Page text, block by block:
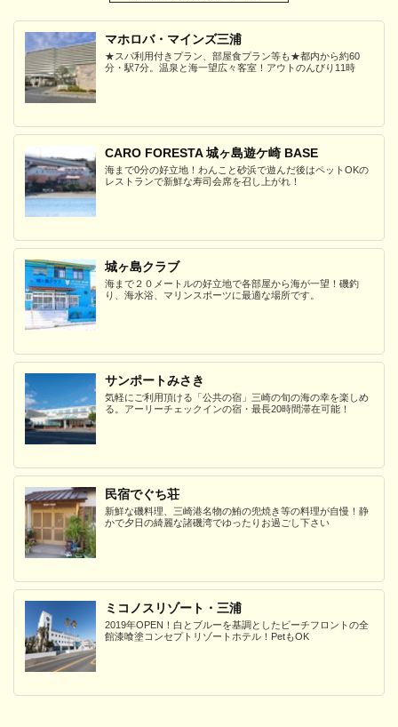
マホロバ・マインズ三浦
★スパ利用付きプラン、部屋食プラン等も★都内から約60
分・駅7分。温泉と海一望広々客室！アウトのんびり11時
CARO FORESTA 城ヶ島遊ケ崎 BASE
海まで0分の好立地！わんこと砂浜で遊んだ後はペットOKの
レストランで新鮮な寿司会席を召し上がれ！
城ヶ島クラブ
海まで２０メートルの好立地で各部屋から海が一望！磯釣
り、海水浴、マリンスポーツに最適な場所です。
サンポートみさき
気軽にご利用頂ける「公共の宿」三崎の旬の海の幸を楽しめ
る。アーリーチェックインの宿・最長20時間滞在可能！
民宿でぐち荘
新鮮な磯料理、三崎港名物の鮪の兜焼き等の料理が自慢！静
かで夕日の綺麗な諸磯湾でゆったりお過ごし下さい
ミコノスリゾート・三浦
2019年OPEN！白とブルーを基調としたビーチフロントの全
館漆喰塗コンセプトリゾートホテル！PetもOK